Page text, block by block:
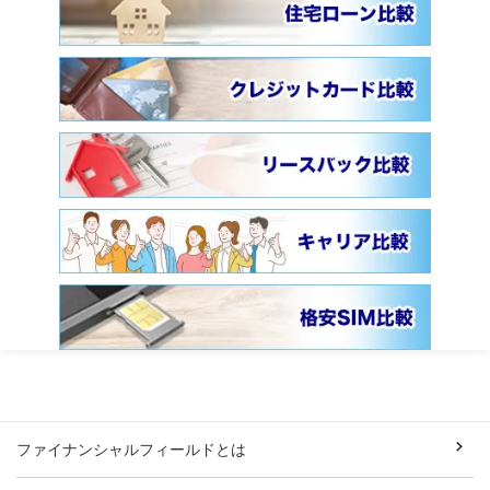
ファイナンシャルフィールドとは